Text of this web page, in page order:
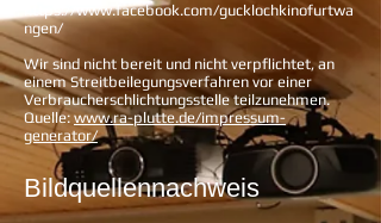
https://www.facebook.com/gucklochkinofurtwa
ngen/
Wir sind nicht bereit und nicht verpflichtet, an
einem Streitbeilegungsverfahren vor einer
Verbraucherschlichtungsstelle teilzunehmen.
Quelle: www.ra-plutte.de/impressum-
generator/
Bildquellennachweis